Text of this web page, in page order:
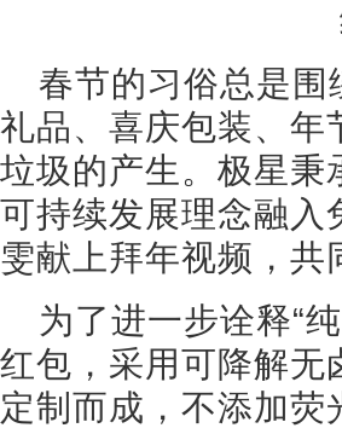
春节的习俗总是围
礼品、喜庆包装、年
垃圾的产生。极星秉
可持续发展理念融入
雯献上拜年视频，共
为了进一步诠释“
红包，采用可降解无
定制而成，不添加